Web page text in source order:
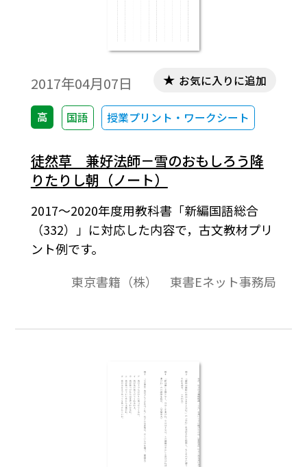
2017年04月07日
高 国語 授業プリント・ワークシート
お気に入りに追加
徒然草 兼好法師－雪のおもしろう降
りたりし朝（ノート）
2017～2020年度用教科書「新編国語総合
（332）」に対応した内容で，古文教材プリ
ント例です。
東京書籍（株） 東書Eネット事務局